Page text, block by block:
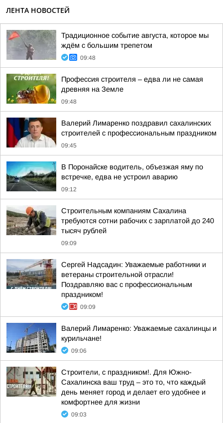
ЛЕНТА НОВОСТЕЙ
Традиционное событие августа, которое мы
ждём с большим трепетом
09:48
Профессия строителя – едва ли не самая
древняя на Земле
09:48
Валерий Лимаренко поздравил сахалинских
строителей с профессиональным праздником
09:45
В Поронайске водитель, объезжая яму по
встречке, едва не устроил аварию
09:12
Строительным компаниям Сахалина
требуются сотни рабочих с зарплатой до 240
тысяч рублей
09:09
Сергей Надсадин: Уважаемые работники и
ветераны строительной отрасли!
Поздравляю вас с профессиональным
праздником!
09:09
Валерий Лимаренко: Уважаемые сахалинцы и
курильчане!
09:06
Строители, с праздником!. Для Южно-
Сахалинска ваш труд – это то, что каждый
день меняет город и делает его удобнее и
комфортнее для жизни
09:03